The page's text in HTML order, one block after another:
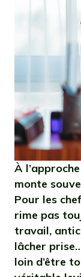
À
monte
Pour les
rime pas
travail,
lâcher
loin d’être